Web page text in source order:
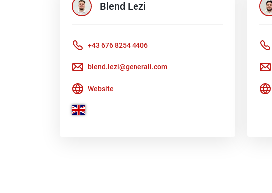
Blend Lezi
+43 676 8254 4406
blend.lezi@generali.com
Website